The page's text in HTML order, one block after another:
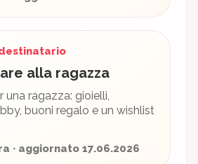
alla ragazza
una ragazza: gioielli,
buoni regalo e un wishlist
· aggiornato 17.06.2026